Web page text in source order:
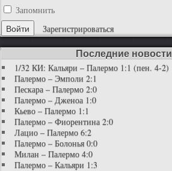
Запомнить
Зарегистрироваться
Последние новости
1/32 КИ: Кальяри – Палермо 1:1 (пен. 4-2)
Палермо – Эмполи 2:1
Пескара – Палермо 2:0
Палермо – Дженоа 1:0
Кьево – Палермо 1:1
Палермо – Фиорентина 2:0
Лацио – Палермо 6:2
Палермо – Болонья 0:0
Милан – Палермо 4:0
Палермо – Кальяри 1:3